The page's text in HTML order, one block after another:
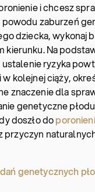
i chcesz
powodu zaburzeń
dziecka, wykonaj
kierunku. Na
ryzyka
kolejnej ciąży,
znaczenie dla
genetyczne
doszło do
przyczyn
genetycznych